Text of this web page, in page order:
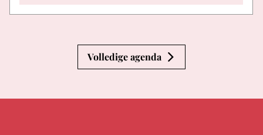
Volledige agenda